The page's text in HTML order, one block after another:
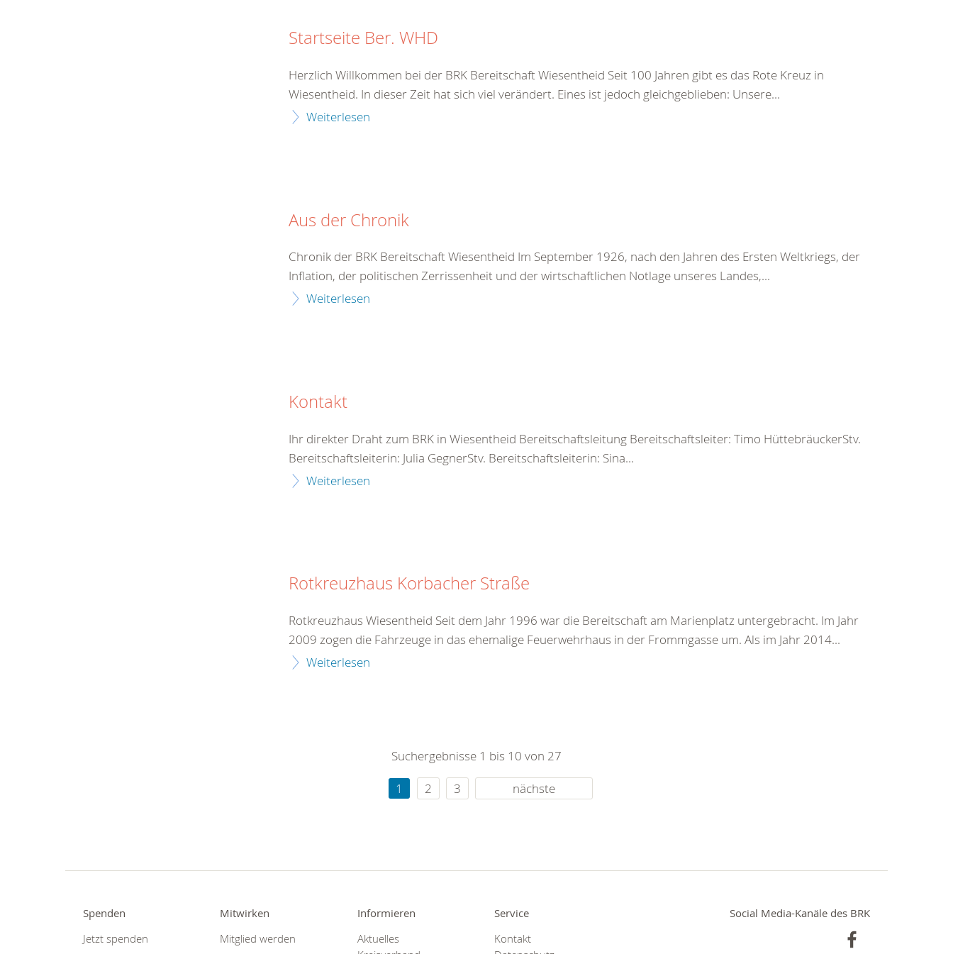
Startseite Ber. WHD
Herzlich Willkommen bei der BRK Bereitschaft Wiesentheid Seit 100 Jahren gibt es das Rote Kreuz in
Wiesentheid. In dieser Zeit hat sich viel verändert. Eines ist jedoch gleichgeblieben: Unsere...
Weiterlesen
Aus der Chronik
Chronik der BRK Bereitschaft Wiesentheid Im September 1926, nach den Jahren des Ersten Weltkriegs, der
Inflation, der politischen Zerrissenheit und der wirtschaftlichen Notlage unseres Landes,...
Weiterlesen
Kontakt
Ihr direkter Draht zum BRK in Wiesentheid Bereitschaftsleitung Bereitschaftsleiter: Timo HüttebräuckerStv.
Bereitschaftsleiterin: Julia GegnerStv. Bereitschaftsleiterin: Sina...
Weiterlesen
Rotkreuzhaus Korbacher Straße
Rotkreuzhaus Wiesentheid Seit dem Jahr 1996 war die Bereitschaft am Marienplatz untergebracht. Im Jahr
2009 zogen die Fahrzeuge in das ehemalige Feuerwehrhaus in der Frommgasse um. Als im Jahr 2014...
Weiterlesen
Suchergebnisse 1 bis 10 von 27
1
2 3 nächste
Spenden
Jetzt spenden
Mitwirken
Mitglied werden
Informieren
Aktuelles
Service
Kontakt
Social Media-Kanäle des BRK